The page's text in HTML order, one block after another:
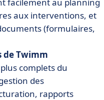
aux interventions, et
(formulaires,
de Twimm
complets du
des
rapports